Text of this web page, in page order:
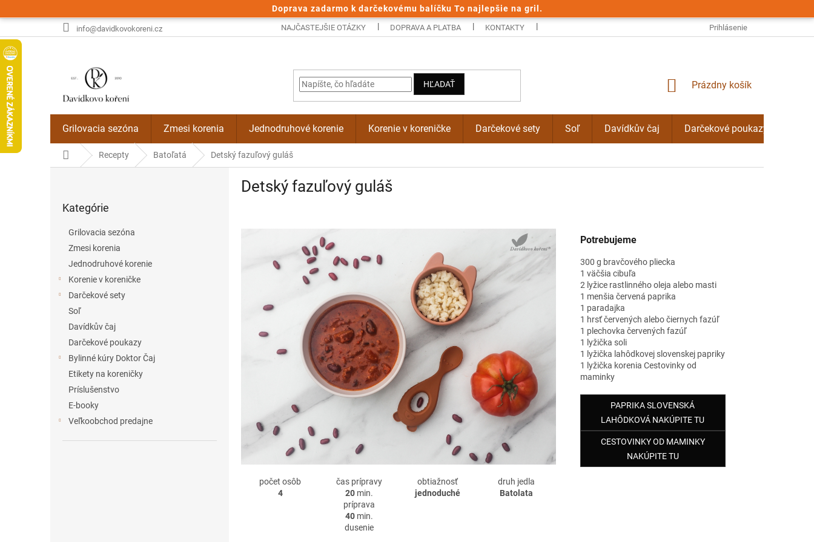
Doprava zadarmo k darčekovému balíčku To najlepšie na gril.
na
info@davidkovokoreni.cz NAJČASTEJŠIE OTÁZKY DOPRAVA A PLATBA KONTAKTY PODMIENKY OCHRANY OSOBNÝCH
Prihlásenie
HĽADAŤ
NÁKUPNÝ
Prázdny košík
Grilovacia sezóna Zmesi korenia Jednodruhové korenie Korenie v koreničke Darčekové sety Soľ Davídkův čaj Darčekové poukazy
DomovRecepty Batoľatá Detský fazuľový guláš
kategórie
Kategórie
Grilovacia sezóna
Zmesi korenia
Jednodruhové korenie
Korenie v koreničke
Darčekové sety
Soľ
Davídkův čaj
Darčekové poukazy
Bylinné kúry Doktor Čaj
Etikety na koreničky
Príslušenstvo
E-booky
Veľkoobchod predajne
Detský fazuľový guláš
počet osôb
4
čas prípravy
20min.
príprava
40min.
dusenie
obtiažnosť
jednoduché
druh jedla
Batolata
Potrebujeme
300 g bravčového pliecka
1 väčšia cibuľa
2 lyžice rastlinného oleja alebo masti
1 menšia červená paprika
1 paradajka
1 hrsť červených alebo čiernych fazúľ
1 plechovka červených fazúľ
1 lyžička soli
1 lyžička lahôdkovej slovenskej papriky
1 lyžička korenia Cestovinky od
maminky
PAPRIKA SLOVENSKÁ
LAHÔDKOVÁ NAKÚPITE TU
CESTOVINKY OD MAMINKY
NAKÚPITE TU